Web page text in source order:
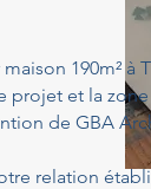
190m² à
projet et la
de GBA
relation